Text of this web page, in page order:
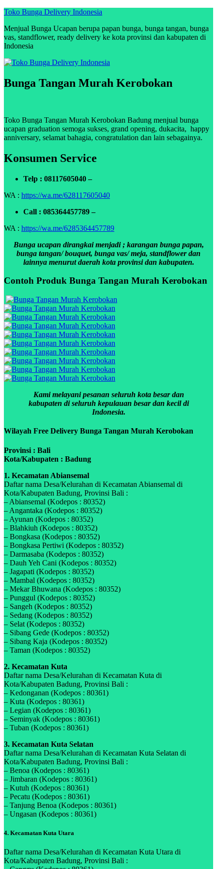
Skip
content
Toko Bunga Delivery Indonesia
Menjual Bunga Ucapan berupa papan bunga, bunga tangan, bunga
vas, standflower, ready delivery ke kota provinsi dan kabupaten di
Indonesia
Bunga Tangan Murah Kerobokan
Toko Bunga Tangan Murah Kerobokan Badung menjual bunga
ucapan graduation semoga sukses, grand opening, dukacita, happy
anniversary, selamat bahagia, congratulation dan lain sebagainya.
Konsumen Service
Telp : 08117605040 –
WA : https://wa.me/628117605040
Call : 085364457789 –
WA : https://wa.me/6285364457789
Bunga ucapan dirangkai menjadi ; karangan bunga papan,
bunga tangan/ bouquet, bunga vas/ meja, standflower dan
lainnya menurut daerah kota provinsi dan kabupaten.
Contoh Produk Bunga Tangan Murah Kerobokan
Kami melayani pesanan seluruh kota besar dan
kabupaten di seluruh kepulauan besar dan kecil di
Indonesia.
Wilayah Free Delivery Bunga Tangan Murah Kerobokan
Provinsi : Bali
Kota/Kabupaten : Badung
1. Kecamatan Abiansemal
Daftar nama Desa/Kelurahan di Kecamatan Abiansemal di
Kota/Kabupaten Badung, Provinsi Bali :
– Abiansemal (Kodepos : 80352)
– Angantaka (Kodepos : 80352)
– Ayunan (Kodepos : 80352)
– Blahkiuh (Kodepos : 80352)
– Bongkasa (Kodepos : 80352)
– Bongkasa Pertiwi (Kodepos : 80352)
– Darmasaba (Kodepos : 80352)
– Dauh Yeh Cani (Kodepos : 80352)
– Jagapati (Kodepos : 80352)
– Mambal (Kodepos : 80352)
– Mekar Bhuwana (Kodepos : 80352)
– Punggul (Kodepos : 80352)
– Sangeh (Kodepos : 80352)
– Sedang (Kodepos : 80352)
– Selat (Kodepos : 80352)
– Sibang Gede (Kodepos : 80352)
– Sibang Kaja (Kodepos : 80352)
– Taman (Kodepos : 80352)
2. Kecamatan Kuta
Daftar nama Desa/Kelurahan di Kecamatan Kuta di
Kota/Kabupaten Badung, Provinsi Bali :
– Kedonganan (Kodepos : 80361)
– Kuta (Kodepos : 80361)
– Legian (Kodepos : 80361)
– Seminyak (Kodepos : 80361)
– Tuban (Kodepos : 80361)
3. Kecamatan Kuta Selatan
Daftar nama Desa/Kelurahan di Kecamatan Kuta Selatan di
Kota/Kabupaten Badung, Provinsi Bali :
– Benoa (Kodepos : 80361)
– Jimbaran (Kodepos : 80361)
– Kutuh (Kodepos : 80361)
– Pecatu (Kodepos : 80361)
– Tanjung Benoa (Kodepos : 80361)
– Ungasan (Kodepos : 80361)
4. Kecamatan Kuta Utara
Daftar nama Desa/Kelurahan di Kecamatan Kuta Utara di
Kota/Kabupaten Badung, Provinsi Bali :